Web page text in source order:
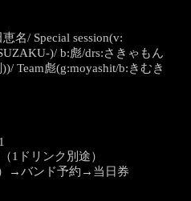
名/ Special session(v:
)/ b:彪/drs:さきゃもん
Team彪(g:moyashit/b:きむき
1ドリンク別途）
→バンド予約→当日券